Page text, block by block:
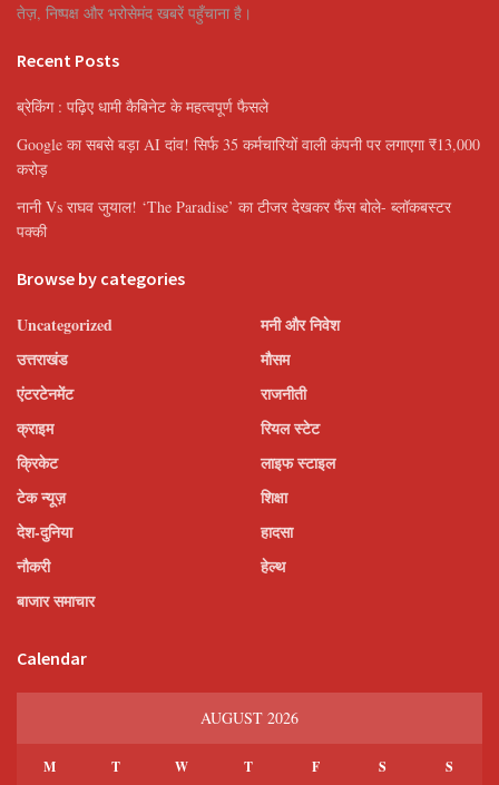
तेज़, निष्पक्ष और भरोसेमंद खबरें पहुँचाना है।
Recent Posts
ब्रेकिंग : पढ़िए धामी कैबिनेट के महत्वपूर्ण फैसले
Google का सबसे बड़ा AI दांव! सिर्फ 35 कर्मचारियों वाली कंपनी पर लगाएगा ₹13,000
करोड़
नानी Vs राघव जुयाल! ‘The Paradise’ का टीजर देखकर फैंस बोले- ब्लॉकबस्टर
पक्की
Browse by categories
Uncategorized
उत्तराखंड
एंटरटेनमेंट
क्राइम
क्रिकेट
टेक न्यूज़
देश-दुनिया
नौकरी
बाजार समाचार
मनी और निवेश
मौसम
राजनीती
रियल स्टेट
लाइफ स्टाइल
शिक्षा
हादसा
हेल्थ
Calendar
AUGUST 2026
M T W T F S S